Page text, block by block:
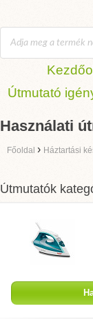
Útmutató
Használati
Főoldal › Háztartási
Útmutatók